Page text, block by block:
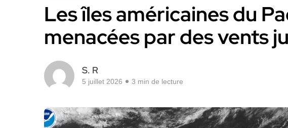
Les îles américaines du
menacées par des vents
S. R
5 juillet 2026 3 min de lecture